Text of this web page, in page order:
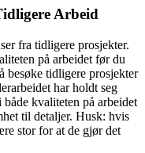
Arbeid
fra tidligere prosjekter.
på arbeidet før du
besøke tidligere prosjekter
har holdt seg
kvaliteten på arbeidet
til detaljer. Husk: hvis
stor for at de gjør det